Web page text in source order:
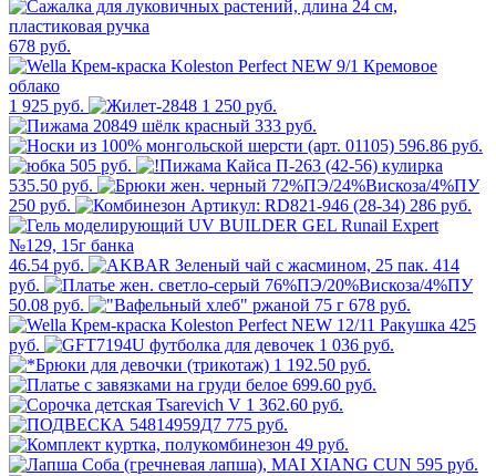
678 руб.
1 925 руб.
1 250 руб.
333 руб.
596.86 руб.
505 руб.
535.50 руб.
250 руб.
286 руб.
46.54 руб.
414
руб.
50.08 руб.
678 руб.
425
руб.
1 036 руб.
1 192.50 руб.
699.60 руб.
362.60 руб.
775 руб.
49 руб.
595 руб.